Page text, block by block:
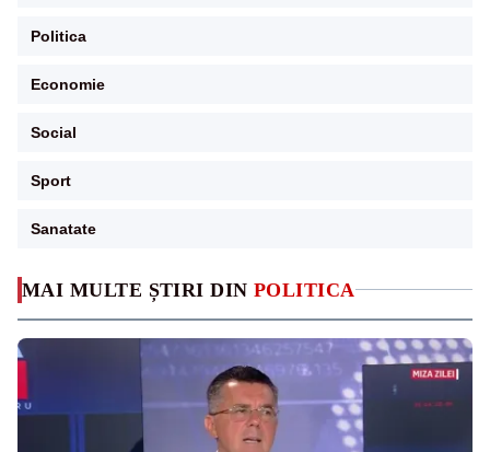
MAI MULTE ȘTIRI DIN POLITICA
Politica
Economie
Social
Sport
Sanatate